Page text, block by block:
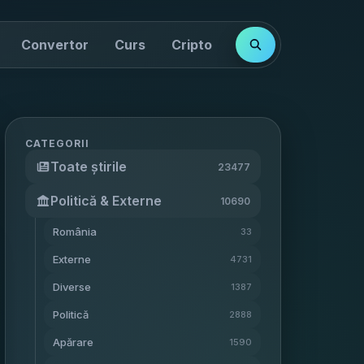
Convertor Curs Cripto Cotații
CATEGORII
Toate știrile 23477
Politică & Externe 10690
România 33
Externe 4731
Diverse 1387
Politică 2888
Apărare 1590